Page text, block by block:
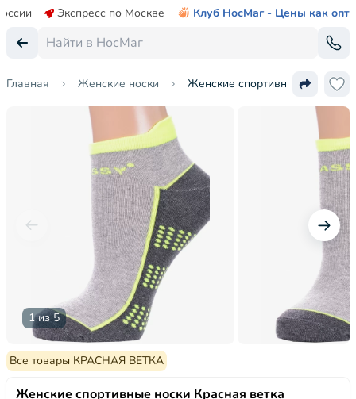
Экспресс по Москве Клуб НосМаг - Цены как опт
Главная Женские носки Женские спортивные носки
1 из 5
Все товары КРАСНАЯ ВЕТКА
Женские спортивные носки Красная ветка